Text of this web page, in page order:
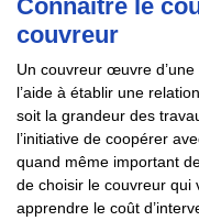
Connaitre le
couvreur
Un couvreur œuvre
l’aide à établir une
soit la grandeur des
l’initiative de coopérer
quand même important
de choisir le couvreur qui
apprendre le coût